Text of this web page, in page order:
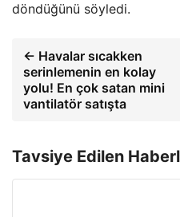
döndüğünü söyledi.
← Havalar sıcakken
serinlemenin en kolay
yolu! En çok satan mini
vantilatör satışta
Tavsiye Edilen